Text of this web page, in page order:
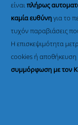
είναιπλήρως
καμία ευθύνηγια το
τυχόν παραβιάσεις
Η επισκεψιμότητα
cookies ή
συμμόρφωση με τον